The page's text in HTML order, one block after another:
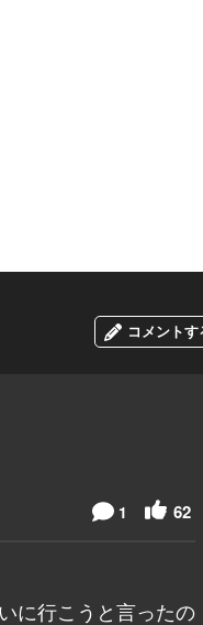
コメントす
62
1
に行こうと言ったの